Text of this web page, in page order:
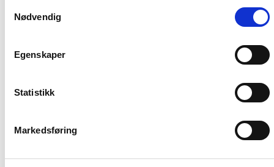
Nødvendig
Egenskaper
Statistikk
Markedsføring